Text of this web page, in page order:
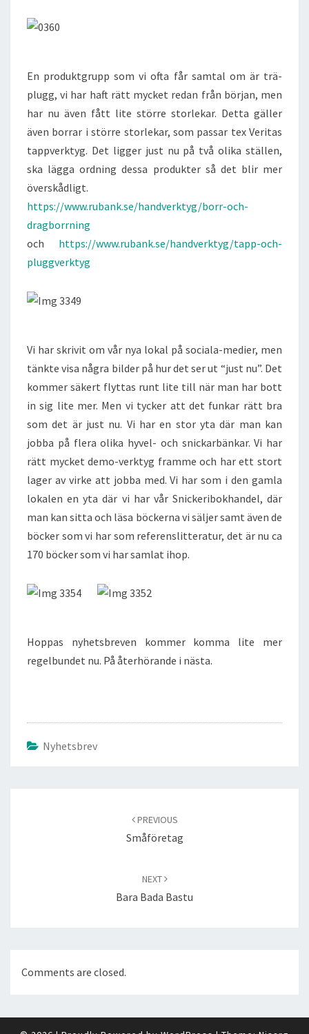
En produktgrupp som vi ofta får samtal om är trä-
plugg, vi har haft rätt mycket redan från början, men
har nu även fått lite större storlekar. Detta gäller
även borrar i större storlekar, som passar tex Veritas
tappverktyg. Det ligger just nu på två olika ställen,
ska lägga ordning dessa produkter så det blir mer
överskådligt.
https://www.rubank.se/handverktyg/borr-och-
dragborrning
och https://www.rubank.se/handverktyg/tapp-och-
pluggverktyg
Vi har skrivit om vår nya lokal på sociala-medier, men
tänkte visa några bilder på hur det ser ut “just nu”. Det
kommer säkert flyttas runt lite till när man har bott
in sig lite mer. Men vi tycker att det funkar rätt bra
som det är just nu. Vi har en stor yta där man kan
jobba på flera olika hyvel- och snickarbänkar. Vi har
rätt mycket demo-verktyg framme och har ett stort
lager av virke att jobba med. Vi har som i den gamla
lokalen en yta där vi har vår Snickeribokhandel, där
man kan sitta och läsa böckerna vi säljer samt även de
böcker som vi har som referenslitteratur, det är nu ca
170 böcker som vi har samlat ihop.
Hoppas nyhetsbreven kommer komma lite mer
regelbundet nu. På återhörande i nästa.
Nyhetsbrev
PREVIOUS
Småföretag
NEXT
Bara Bada Bastu
Comments are closed.